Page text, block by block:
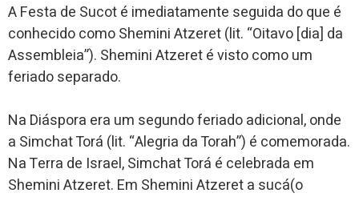
A Festa de Sucot é imediatamente seguida do que é
conhecido como Shemini Atzeret (lit. “Oitavo [dia] da
Assembleia”). Shemini Atzeret é visto como um
feriado separado.
Na Diáspora era um segundo feriado adicional, onde
a Simchat Torá (lit. “Alegria da Torah”) é comemorada.
Na Terra de Israel, Simchat Torá é celebrada em
Shemini Atzeret. Em Shemini Atzeret a sucá(o